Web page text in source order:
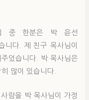
중 한분은 박 윤선
니다. 제 친구 목사님이
었습니다. 박 목사님은
많이 있습니다.
람을 박 목사님이 가정